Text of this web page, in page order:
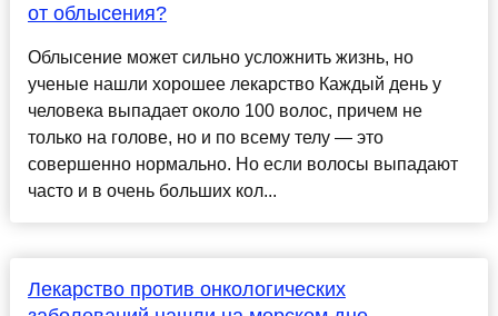
от облысения?
Облысение может сильно усложнить жизнь, но
ученые нашли хорошее лекарство Каждый день у
человека выпадает около 100 волос, причем не
только на голове, но и по всему телу — это
совершенно нормально. Но если волосы выпадают
часто и в очень больших кол...
Лекарство против онкологических